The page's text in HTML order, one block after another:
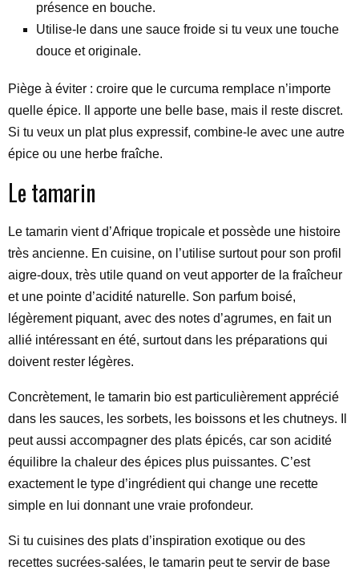
présence en bouche.
Utilise-le dans une sauce froide si tu veux une touche
douce et originale.
Piège à éviter : croire que le curcuma remplace n’importe
quelle épice. Il apporte une belle base, mais il reste discret.
Si tu veux un plat plus expressif, combine-le avec une autre
épice ou une herbe fraîche.
Le tamarin
Le tamarin vient d’Afrique tropicale et possède une histoire
très ancienne. En cuisine, on l’utilise surtout pour son profil
aigre-doux, très utile quand on veut apporter de la fraîcheur
et une pointe d’acidité naturelle. Son parfum boisé,
légèrement piquant, avec des notes d’agrumes, en fait un
allié intéressant en été, surtout dans les préparations qui
doivent rester légères.
Concrètement, le tamarin bio est particulièrement apprécié
dans les sauces, les sorbets, les boissons et les chutneys. Il
peut aussi accompagner des plats épicés, car son acidité
équilibre la chaleur des épices plus puissantes. C’est
exactement le type d’ingrédient qui change une recette
simple en lui donnant une vraie profondeur.
Si tu cuisines des plats d’inspiration exotique ou des
recettes sucrées-salées, le tamarin peut te servir de base